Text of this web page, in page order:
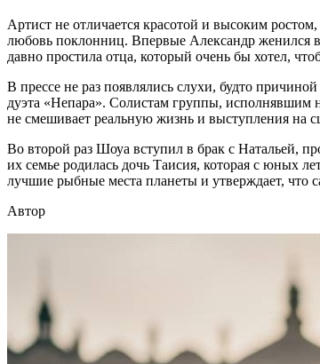
Артист не отличается красотой и высоким
любовь поклонниц. Впервые Александр женился
давно простила отца, который очень бы хотел,
В прессе не раз появлялись слухи, будто
дуэта «Непара». Солистам группы, исполнявшим
не смешивает реальную жизнь и выступления на
Во второй раз Шоуа вступил в брак с Натальей,
их семье родилась дочь Таисия, которая с юных
лучшие рыбные места планеты и утверждает,
Автор